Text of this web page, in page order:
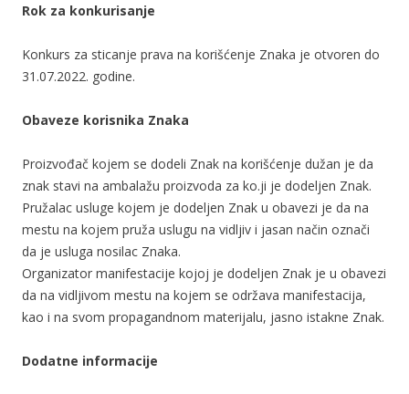
Rok za konkurisanje
Konkurs za sticanje prava na korišćenje Znaka je otvoren do
31.07.2022. godine.
Obaveze korisnika Znaka
Proizvođač kojem se dodeli Znak na korišćenje dužan je da
znak stavi na ambalažu proizvoda za ko.ji je dodeljen Znak.
Pružalac usluge kojem je dodeljen Znak u obavezi je da na
mestu na kojem pruža uslugu na vidljiv i jasan način označi
da je usluga nosilac Znaka.
Organizator manifestacije kojoj je dodeljen Znak je u obavezi
da na vidljivom mestu na kojem se održava manifestacija,
kao i na svom propagandnom materijalu, jasno istakne Znak.
Dodatne informacije